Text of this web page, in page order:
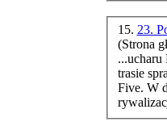
15. 23.
(Strona
...ucharu
trasie
Five. W